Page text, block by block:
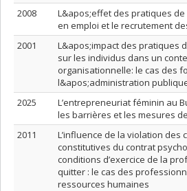
2008
L&apos;effet des pratiques
en emploi et le recrutement
2001
L&apos;impact des pratiques
sur les individus dans un
organisationnelle: le cas des
l&apos;administration
2025
L’entrepreneuriat féminin au
les barrières et les mesures
2011
L’influence de la violation des
constitutives du contrat
conditions d’exercice de la
quitter : le cas des
ressources humaines